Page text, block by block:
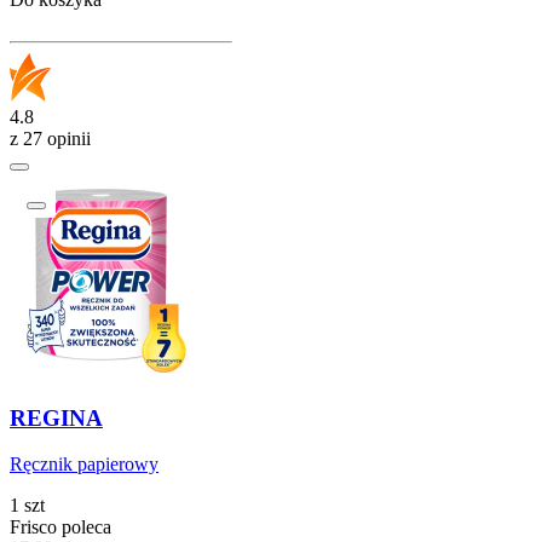
4.8
z 27 opinii
REGINA
Ręcznik papierowy
1 szt
Frisco poleca